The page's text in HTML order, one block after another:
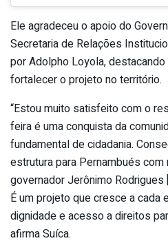
Ele agradeceu o apoio do
Secretaria de Relações
por Adolpho Loyola, destacando
fortalecer o projeto no território.
“Estou muito satisfeito com o
feira é uma conquista da
fundamental de cidadania.
estrutura para Pernambués
governador Jerônimo
É um projeto que cresce a cada
dignidade e acesso a direitos
afirma Suíca.